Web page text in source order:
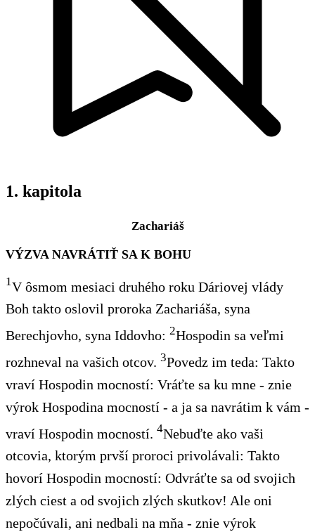
1. kapitola
Zachariáš
VÝZVA NAVRÁTIŤ SA K BOHU
1V ôsmom mesiaci druhého roku Dáriovej vlády
Boh takto oslovil proroka Zachariáša, syna
Berechjovho, syna Iddovho: 2Hospodin sa veľmi
rozhneval na vašich otcov. 3Povedz im teda: Takto
vraví Hospodin mocností: Vráťte sa ku mne - znie
výrok Hospodina mocností - a ja sa navrátim k vám -
vraví Hospodin mocností. 4Nebuďte ako vaši
otcovia, ktorým prvší proroci privolávali: Takto
hovorí Hospodin mocností: Odvráťte sa od svojich
zlých ciest a od svojich zlých skutkov! Ale oni
nepočúvali, ani nedbali na mňa - znie výrok